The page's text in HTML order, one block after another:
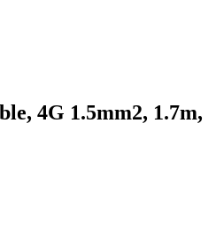
4G 1.5mm2, 1.7m,